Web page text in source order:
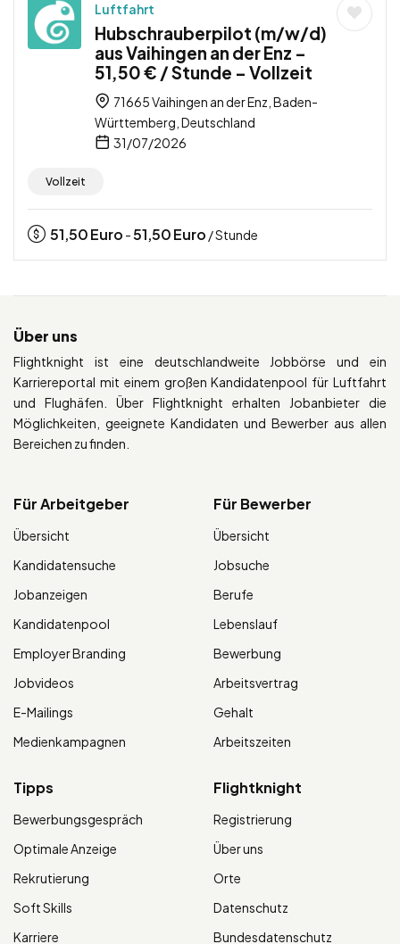
Luftfahrt
Hubschrauberpilot (m/w/d)
aus Vaihingen an der Enz –
51,50 € / Stunde – Vollzeit
71665 Vaihingen an der Enz, Baden-
Württemberg, Deutschland
31/07/2026
Vollzeit
51,50Euro -51,50Euro / Stunde
Über uns
Flightknight ist eine deutschlandweite Jobbörse und ein
Karriereportal mit einem großen Kandidatenpool für Luftfahrt
und Flughäfen. Über Flightknight erhalten Jobanbieter die
Möglichkeiten, geeignete Kandidaten und Bewerber aus allen
Bereichen zu finden.
Für Arbeitgeber
Übersicht
Kandidatensuche
Jobanzeigen
Kandidatenpool
Employer Branding
Jobvideos
E-Mailings
Medienkampagnen
Für Bewerber
Übersicht
Jobsuche
Berufe
Lebenslauf
Bewerbung
Arbeitsvertrag
Gehalt
Arbeitszeiten
Tipps
Bewerbungsgespräch
Optimale Anzeige
Rekrutierung
Soft Skills
Karriere
Flightknight
Registrierung
Über uns
Orte
Datenschutz
Bundesdatenschutz